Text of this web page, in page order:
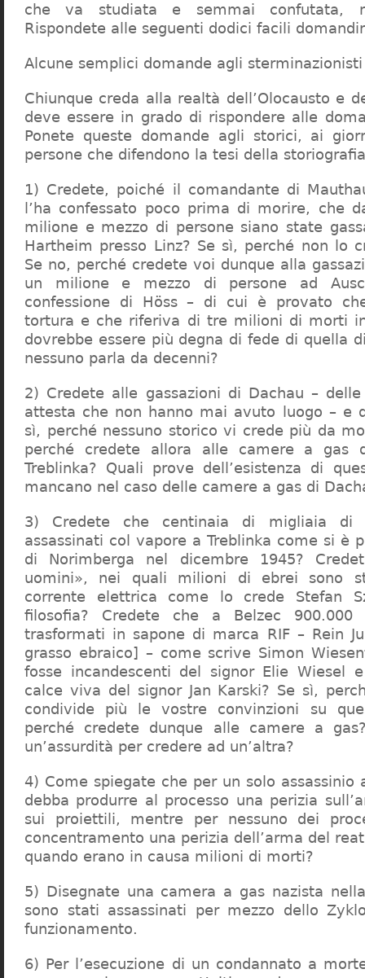
che va studiata e semmai confutata,
Rispondete alle seguenti dodici facili
Alcune semplici domande agli sterminazionisti
Chiunque creda alla realtà dell’Olocausto e
deve essere in grado di rispondere alle
Ponete queste domande agli storici, ai
persone che difendono la tesi della
1) Credete, poiché il comandante di
l’ha confessato poco prima di morire, che
milione e mezzo di persone siano state
Hartheim presso Linz? Se sì, perché non lo
Se no, perché credete voi dunque alla
un milione e mezzo di persone ad
confessione di Höss – di cui è provato
tortura e che riferiva di tre milioni di morti
dovrebbe essere più degna di fede di quella
nessuno parla da decenni?
2) Credete alle gassazioni di Dachau –
attesta che non hanno mai avuto luogo – e
sì, perché nessuno storico vi crede più da
perché credete allora alle camere a gas
Treblinka? Quali prove dell’esistenza di
mancano nel caso delle camere a gas di
3) Credete che centinaia di migliaia di
assassinati col vapore a Treblinka come si è
di Norimberga nel dicembre 1945?
uomini», nei quali milioni di ebrei sono
corrente elettrica come lo crede Stefan
filosofia? Credete che a Belzec
trasformati in sapone di marca RIF – Rein
grasso ebraico] – come scrive Simon
fosse incandescenti del signor Elie Wiesel
calce viva del signor Jan Karski? Se sì,
condivide più le vostre convinzioni su
perché credete dunque alle camere a
un’assurdità per credere ad un’altra?
4) Come spiegate che per un solo assassinio
debba produrre al processo una perizia
sui proiettili, mentre per nessuno dei
concentramento una perizia dell’arma del
quando erano in causa milioni di morti?
5) Disegnate una camera a gas nazista
sono stati assassinati per mezzo dello
funzionamento.
6) Per l’esecuzione di un condannato a